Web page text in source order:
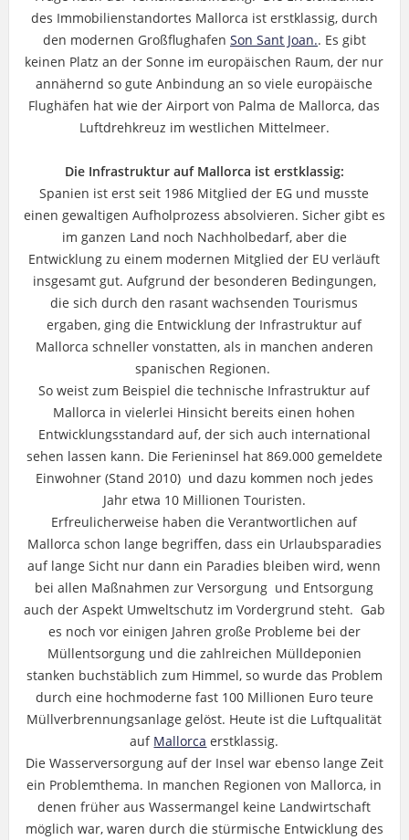
des Immobilienstandortes Mallorca ist erstklassig, durch
den modernen Großflughafen Son Sant Joan.. Es gibt
keinen Platz an der Sonne im europäischen Raum, der nur
annähernd so gute Anbindung an so viele europäische
Flughäfen hat wie der Airport von Palma de Mallorca, das
Luftdrehkreuz im westlichen Mittelmeer.
Die Infrastruktur auf Mallorca ist erstklassig:
Spanien ist erst seit 1986 Mitglied der EG und musste
einen gewaltigen Aufholprozess absolvieren. Sicher gibt es
im ganzen Land noch Nachholbedarf, aber die
Entwicklung zu einem modernen Mitglied der EU verläuft
insgesamt gut. Aufgrund der besonderen Bedingungen,
die sich durch den rasant wachsenden Tourismus
ergaben, ging die Entwicklung der Infrastruktur auf
Mallorca schneller vonstatten, als in manchen anderen
spanischen Regionen.
So weist zum Beispiel die technische Infrastruktur auf
Mallorca in vielerlei Hinsicht bereits einen hohen
Entwicklungsstandard auf, der sich auch international
sehen lassen kann. Die Ferieninsel hat 869.000 gemeldete
Einwohner (Stand 2010) und dazu kommen noch jedes
Jahr etwa 10 Millionen Touristen.
Erfreulicherweise haben die Verantwortlichen auf
Mallorca schon lange begriffen, dass ein Urlaubsparadies
auf lange Sicht nur dann ein Paradies bleiben wird, wenn
bei allen Maßnahmen zur Versorgung und Entsorgung
auch der Aspekt Umweltschutz im Vordergrund steht. Gab
es noch vor einigen Jahren große Probleme bei der
Müllentsorgung und die zahlreichen Mülldeponien
stanken buchstäblich zum Himmel, so wurde das Problem
durch eine hochmoderne fast 100 Millionen Euro teure
Müllverbrennungsanlage gelöst. Heute ist die Luftqualität
auf Mallorca erstklassig.
Die Wasserversorgung auf der Insel war ebenso lange Zeit
ein Problemthema. In manchen Regionen von Mallorca, in
denen früher aus Wassermangel keine Landwirtschaft
möglich war, waren durch die stürmische Entwicklung des